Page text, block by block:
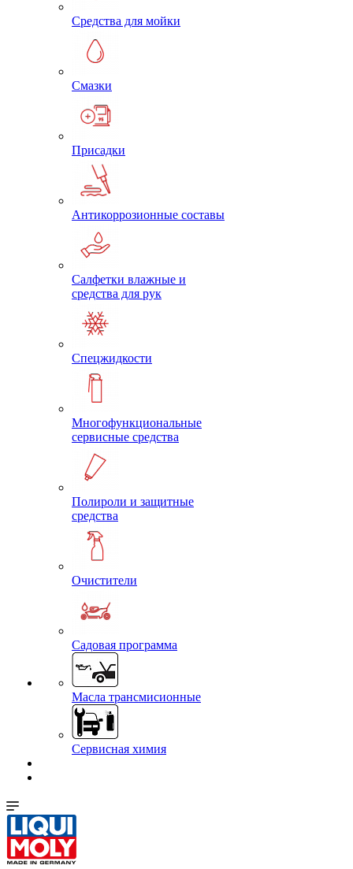
Средства для мойки
Смазки
Присадки
Антикоррозионные составы
Салфетки влажные и
средства для рук
Спецжидкости
Многофункциональные
сервисные средства
Полироли и защитные
средства
Очистители
Садовая программа
Масла трансмисионные
Сервисная химия